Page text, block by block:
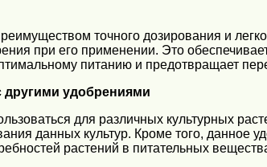
точного дозирования и
при его применении. Это
питанию и предотвращает
другими удобрениями
для различных культурных
данных культур. Кроме того, данное
растений в питательных